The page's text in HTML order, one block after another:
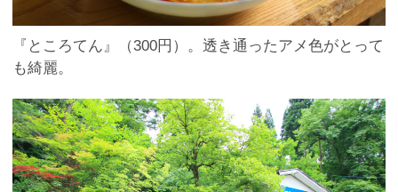
『ところてん』（300円）。透き通ったアメ色がとって
も綺麗。